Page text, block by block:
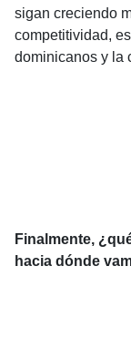
sigan creciendo
competitividad,
dominicanos y la
Finalmente,
hacia dónde